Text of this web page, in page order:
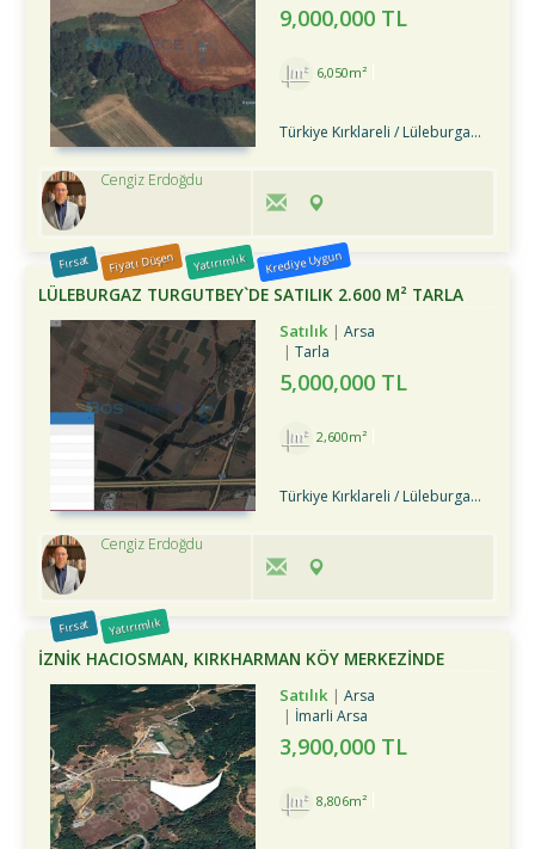
9,000,000 TL
6,050m²
Türkiye Kırklareli / Lüleburgaz
Cengiz Erdoğdu
Fırsat Fiyatı Düşen Yatırımlık Krediye Uygun
LÜLEBURGAZ TURGUTBEY`DE SATILIK 2.600 M² TARLA
Satılık
Arsa
Tarla
5,000,000 TL
2,600m²
Türkiye Kırklareli / Lüleburgaz
Cengiz Erdoğdu
Fırsat Yatırımlık
İZNİK HACIOSMAN, KIRKHARMAN KÖY MERKEZİNDE
Satılık
Arsa
İmarli Arsa
3,900,000 TL
8,806m²